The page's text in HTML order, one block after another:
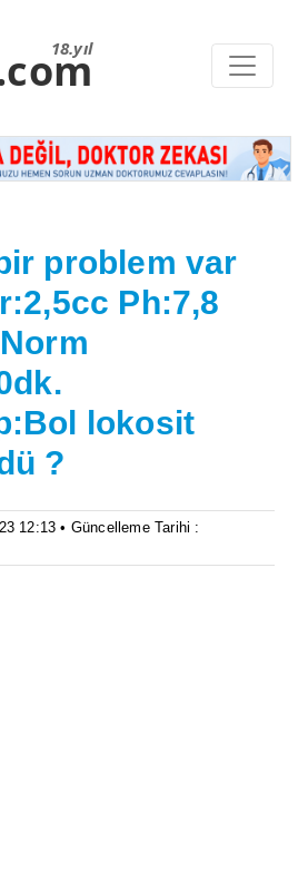
18.yıl
problem var
Ph:7,8
lokosit
?
12:13 • Güncelleme Tarihi :